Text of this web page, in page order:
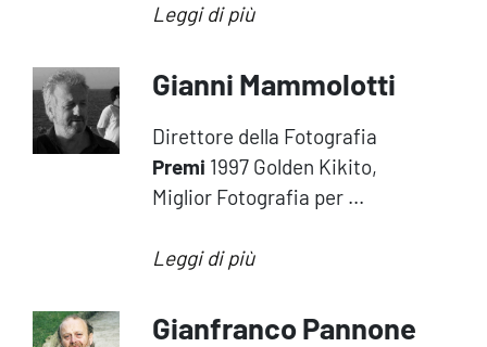
Leggi di più
Gianni Mammolotti
Direttore della Fotografia
Premi 1997 Golden Kikito,
Miglior Fotografia per ...
Leggi di più
Gianfranco Pannone